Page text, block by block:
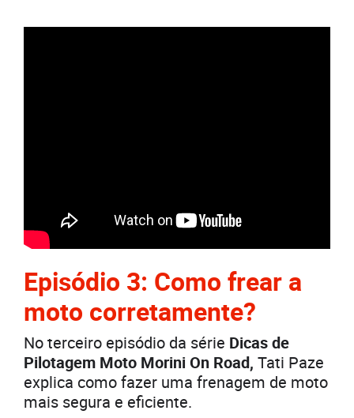
Episódio 3: Como frear a
moto corretamente?
No terceiro episódio da série Dicas de
Pilotagem Moto Morini On Road, Tati Paze
explica como fazer uma frenagem de moto
mais segura e eficiente.